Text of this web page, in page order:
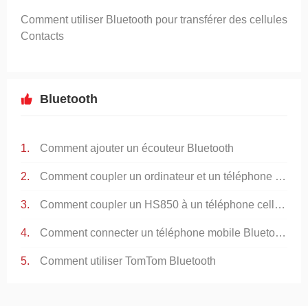
Comment utiliser Bluetooth pour transférer des cellules
Contacts
Bluetooth
Comment ajouter un écouteur Bluetooth
Comment coupler un ordinateur et un téléphone portable
Comment coupler un HS850 à un téléphone cellulaire
Comment connecter un téléphone mobile Bluetooth
Comment utiliser TomTom Bluetooth